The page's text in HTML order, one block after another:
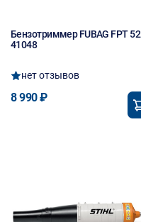
Бензотриммер FUBAG FPT 52
41048
нет отзывов
8 990 ₽